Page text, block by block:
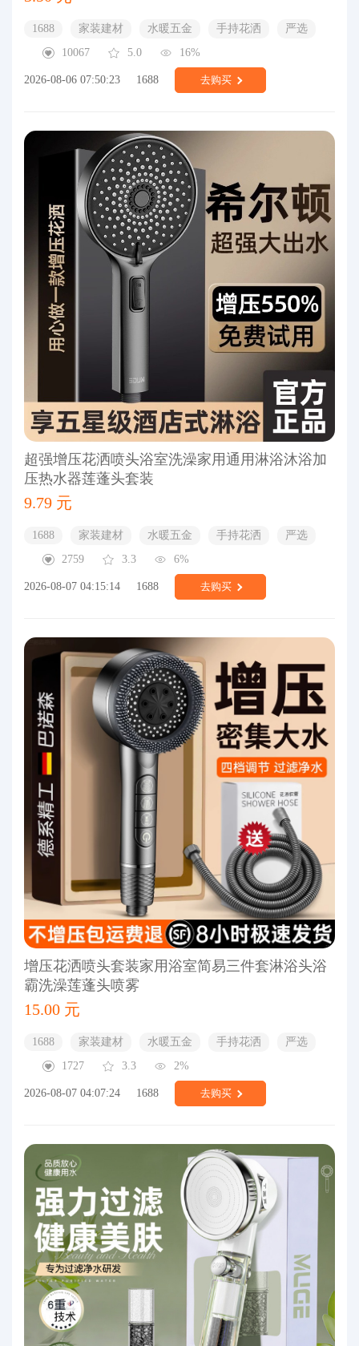
1688 家装建材 水暖五金 手持花洒
严选
10067
5.0 16%
2026-08-06 07:50:23 1688 去购买
超强增压花洒喷头浴室洗澡家用通用淋浴沐浴加
压热水器莲蓬头套装
9.79 元
1688 家装建材 水暖五金 手持花洒
严选
2759
3.3 6%
2026-08-07 04:15:14 1688 去购买
增压花洒喷头套装家用浴室简易三件套淋浴头浴
霸洗澡莲蓬头喷雾
15.00 元
1688 家装建材 水暖五金 手持花洒
严选
1727
3.3 2%
2026-08-07 04:07:24 1688 去购买